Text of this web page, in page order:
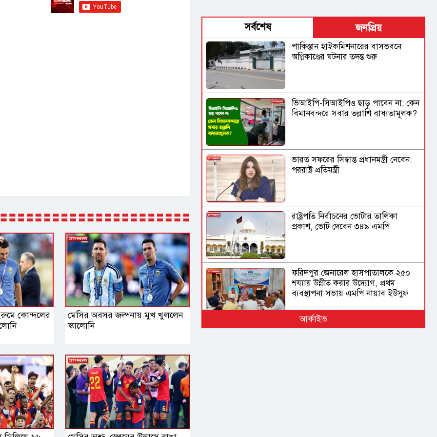
কোন্দলের
মেসির অবসর জল্পনায় মুখ খুললেন
স্কালোনি
সর্বশেষ জনপ্রিয়
পাকিস্তান হাইকমিশনারের বাসভবনে
অগ্নিকাণ্ডের ঘটনার তদন্ত শুরু
ভিআইপি-সিআইপিও ছাড় পাবেন না: কেন
বিমানবন্দরে সবার তল্লাশি বাধ্যতামূলক?
ভারত সফরের সিদ্ধান্ত প্রধানমন্ত্রী নেবেন:
পররাষ্ট্র প্রতিমন্ত্রী
রাষ্ট্রপতি নির্বাচনের ভোটার তালিকা
প্রকাশ, ভোট দেবেন ৩৪৯ এমপি
ফরিদপুর জেনারেল হাসপাতালকে ২৫০
শয্যায় উন্নীত করার উদ্যোগ, প্রথম
ব্যবস্থাপনা সভায় এমপি নায়াব ইউসুফ
বিমানবন্দরের নিরাপত্তা
আর্কাইভ